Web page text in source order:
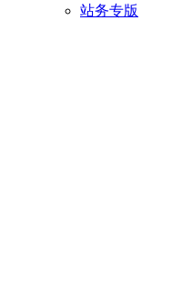
站务专版